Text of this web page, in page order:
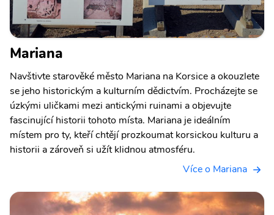
Mariana
Navštivte starověké město Mariana na Korsice a okouzlete
se jeho historickým a kulturním dědictvím. Procházejte se
úzkými uličkami mezi antickými ruinami a objevujte
fascinující historii tohoto místa. Mariana je ideálním
místem pro ty, kteří chtějí prozkoumat korsickou kulturu a
historii a zároveň si užít klidnou atmosféru.
Více o Mariana